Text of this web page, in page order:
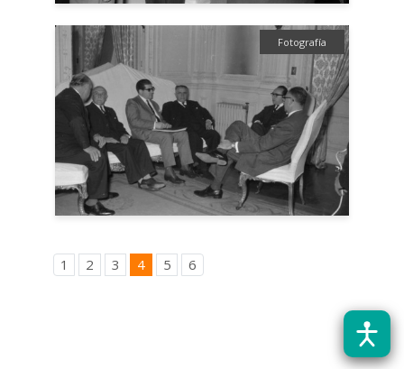
Fotografía
1 2 3 4 5 6